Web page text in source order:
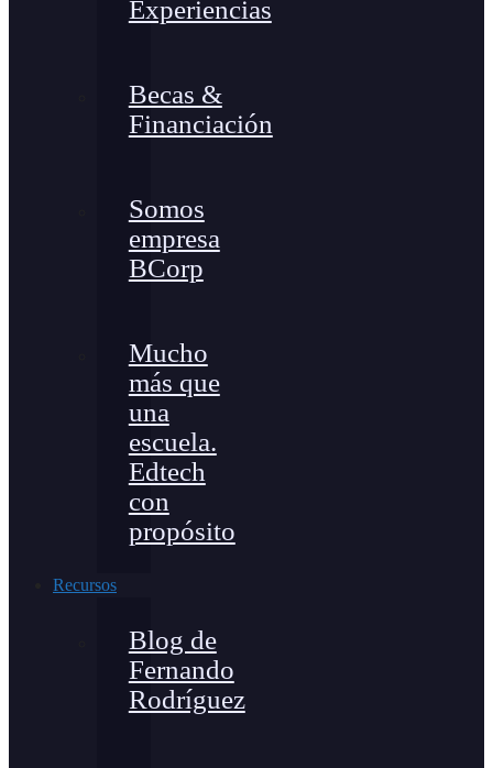
Experiencias
Becas &
Financiación
Somos
empresa
BCorp
Mucho
más que
una
escuela.
Edtech
con
propósito
Recursos
Blog de
Fernando
Rodríguez